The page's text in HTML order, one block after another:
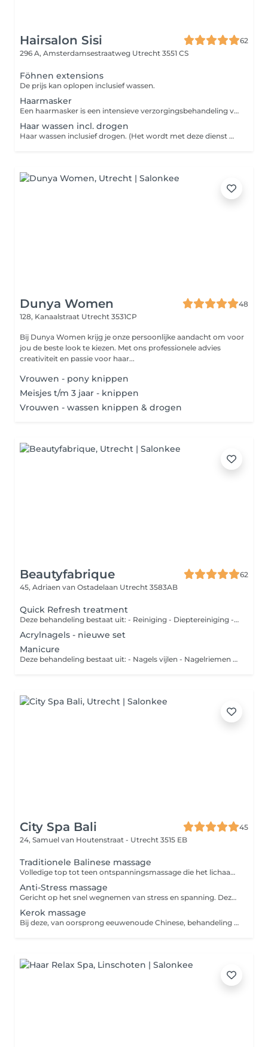
Hairsalon Sisi
62
296 A, Amsterdamsestraatweg Utrecht 3551 CS
Föhnen extensions
De prijs kan oplopen inclusief wassen.
Haarmasker
Een haarmasker is een intensieve verzorgingsbehandeling voor het haar, ontworpen om diep te voeden, te herstellen en te hydrateren. In tegenstelling tot gewone conditioners dringt een haarmasker dieper door in de haarvezel en blijft het meestal langer in het haar zitten, wat zorgt voor een krachtigere werking.
Haar wassen incl. drogen
Haar wassen inclusief drogen. (Het wordt met deze dienst NIET in model geföhnd.
Dunya Women
48
128, Kanaalstraat Utrecht 3531CP
Bij Dunya Women krijg je onze persoonlijke aandacht om voor
jou de beste look te kiezen. Met ons professionele advies
creativiteit en passie voor haar...
Vrouwen - pony knippen
Meisjes t/m 3 jaar - knippen
Vrouwen - wassen knippen & drogen
Beautyfabrique
62
45, Adriaen van Ostadelaan Utrecht 3583AB
Quick Refresh treatment
Deze behandeling bestaat uit: - Reiniging - Dieptereiniging - Masker - Dagcrème Mogelijke extra's De microdermabrasie behandeling activeert de vernieuwing van de huid. Naaldloze mesotherapie is een behandelmethode om werkstoffen d.m.v. geluidstrillingen (ultrasound) in de huid aan te brengen. Mesotherapie wordt met veel succes toegepast in de strijd tegen huidveroudering. Het verbetert het huidbeeld en helpt rimpels vervagen. Mesotherapie pakt de oorzaak van huidveroudering aan door allerlei essentiële werkstoffen in de huid te sluizen. De peeling is een behandeling waarbij er op een gecontroleerde manier een dun laagje huid wordt verwijderd. Het is een uitstekend middel voor huidverbetering.
Acrylnagels - nieuwe set
Manicure
Deze behandeling bestaat uit: - Nagels vijlen - Nagelriemen verzorgen - Handscrub - Handmasker
City Spa Bali
45
24, Samuel van Houtenstraat - Utrecht 3515 EB
Traditionele Balinese massage
Volledige top tot teen ontspanningsmassage die het lichaam in diepe staat van ontspanning brengt. De massage maakt de spieren weer soepel en bevordert de bloedsomloop. Dit stimuleert de afvoer van het lymfevocht waardoor ook afvalstoffen het lichaam sneller verlaten.
Anti-Stress massage
Gericht op het snel wegnemen van stress en spanning. Deze ontspanningsmassage concentreert zich op de de plekken waar stress zich vaak manifesteert; rug, schouders, nek en het hoofd. De spieren in dit gebied worden los en soepel gemasseerd zodat je binnen korte tijd effectief kunt onthaasten.
Kerok massage
Bij deze, van oorsprong eeuwenoude Chinese, behandeling wordt gebruik gemaakt van kruidenolie en een jadesteen om de huid te schrapen en zo blokkades in het lichaam op te sporen en te behandelen. De jadesteen is in een speciale vorm geslepen en wordt gebruikt om klachten zoals hoofdpijn en rugklachten te behandelen. De behandeling is pijnloos en de rode plekken op de huid verdwijnen na enkele dagen.